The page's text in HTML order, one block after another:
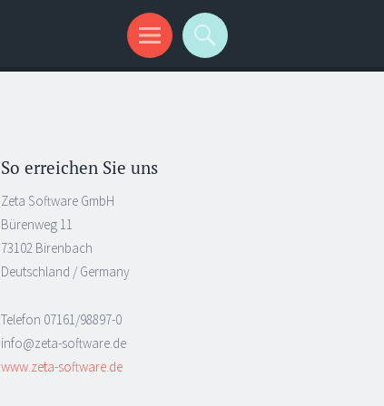
So erreichen Sie uns
Zeta Software GmbH
Bürenweg 11
73102 Birenbach
Deutschland / Germany
Telefon 07161/98897-0
info@zeta-software.de
www.zeta-software.de